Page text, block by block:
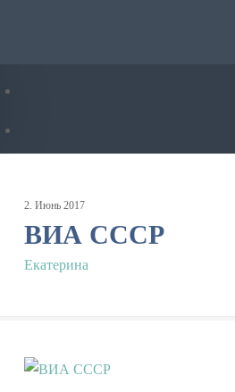
2. Июнь 2017
ВИА СССР
Екатерина